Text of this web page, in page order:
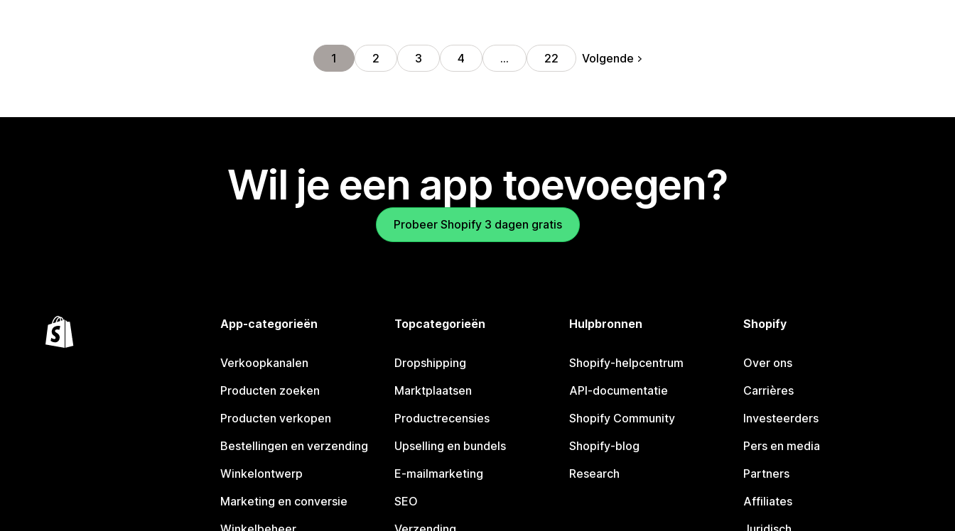
1 2 3 4 … 22 Volgende
Wil je een app toevoegen?
Probeer Shopify 3 dagen gratis
App-categorieën
Verkoopkanalen
Producten zoeken
Producten verkopen
Bestellingen en verzending
Winkelontwerp
Marketing en conversie
Topcategorieën
Dropshipping
Marktplaatsen
Productrecensies
Upselling en bundels
E-mailmarketing
SEO
Hulpbronnen
Shopify-helpcentrum
API-documentatie
Shopify Community
Shopify-blog
Research
Shopify
Over ons
Carrières
Investeerders
Pers en media
Partners
Affiliates